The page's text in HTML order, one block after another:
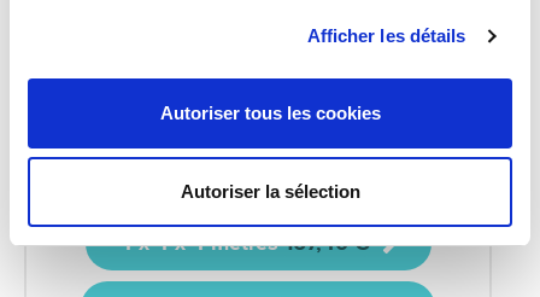
Afficher les détails
Autoriser tous les cookies
Autoriser la sélection
Triangles
3 x 3 x 3 mètres 119,40 €
4 x 4 x 4 mètres167,40 €